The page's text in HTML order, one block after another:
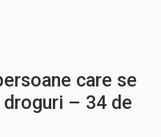
care se
– 34 de